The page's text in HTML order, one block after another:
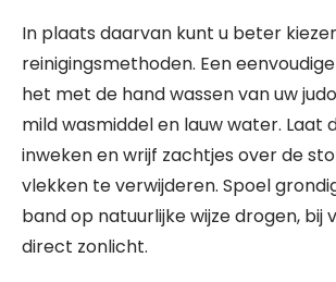
In plaats daarvan kunt u beter
reinigingsmethoden. Een
het met de hand wassen van uw
mild wasmiddel en lauw water. Laat
inweken en wrijf zachtjes over de
vlekken te verwijderen. Spoel
band op natuurlijke wijze drogen, bij
direct zonlicht.